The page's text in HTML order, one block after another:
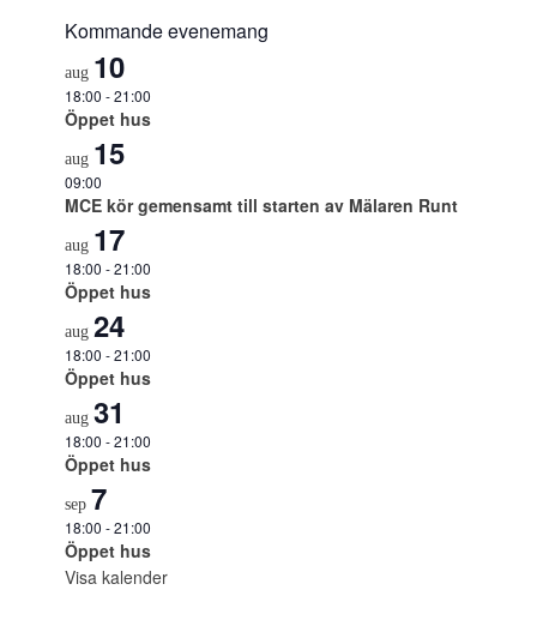
Kommande evenemang
aug 10
18:00 -21:00
Öppet hus
aug 15
09:00
MCE kör gemensamt till starten av Mälaren Runt
aug 17
18:00 -21:00
Öppet hus
aug 24
18:00 -21:00
Öppet hus
aug 31
18:00 -21:00
Öppet hus
sep 7
18:00 -21:00
Öppet hus
Visa kalender